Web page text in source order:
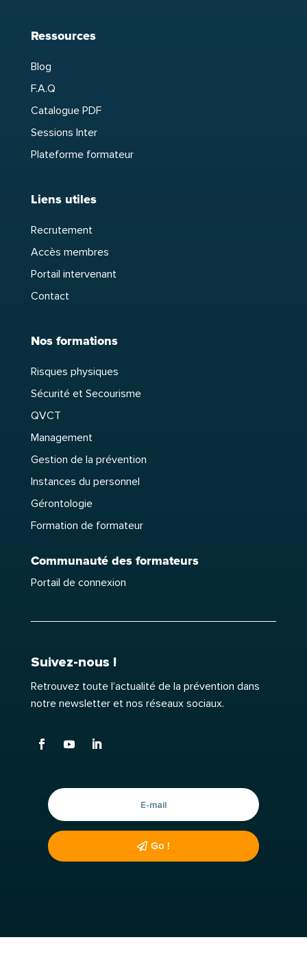
Ressources
Blog
F.A.Q
Catalogue PDF
Sessions Inter
Plateforme formateur
Liens utiles
Recrutement
Accès membres
Portail intervenant
Contact
Nos formations
Risques physiques
Sécurité et Secourisme
QVCT
Management
Gestion de la prévention
Instances du personnel
Gérontologie
Formation de formateur
Communauté des formateurs
Portail de connexion
Suivez-nous !
Retrouvez toute l’actualité de la prévention dans
notre newsletter et nos réseaux sociaux.
Go !